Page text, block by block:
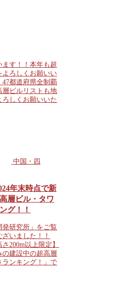
す！！本年も超
よろしくお願いい
都道府県全制覇
層ビルリストも地
しくお願いいた
中国・四
年末時点で新
層ビル・タワ
グ！！
発研究所」をご覧
いました！！
200m以上限定】
の建設中の超高層
ランキング！」で